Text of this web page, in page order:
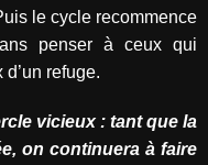
le cycle recommence
penser à ceux qui
refuge.
vicieux : tant que la
on continuera à faire